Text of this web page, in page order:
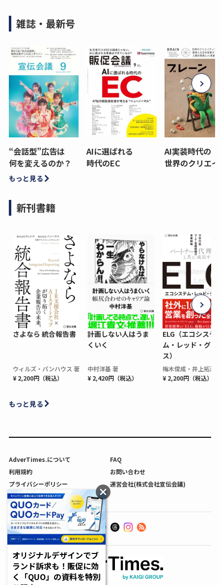
雑誌・最新号
“会話型”広告は
何を変えるのか？
AIに選ばれる
時代のEC
AI実装時代の
世界のクリエ
もっと見る
新刊書籍
さよなら 統合報告書
ウィルズ・パンハウス 著
¥ 2,200円（税込）
計画しない人はうま
くいく
中村洋基 著
¥ 2,420円（税込）
ELG（エコシステ
ム・レッド・グロ
ス）
梅木俊成・井上拓海
¥ 2,200円（税込）
もっと見る
AdverTimes.について
FAQ
利用規約
お問い合わせ
プライバシーポリシー
運営会社(株式会社宣伝会議)
利用者情報の外部送信について
オリジナルデザインでブ
ランド訴求も！販促に効
く「QUO」の資料を特別